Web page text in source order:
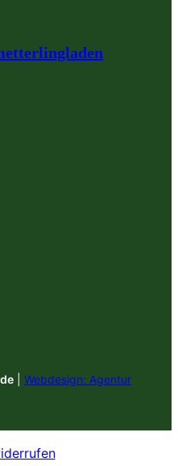
Webdesign: Agentur